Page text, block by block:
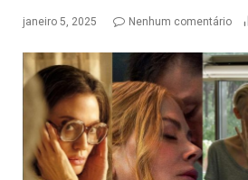
janeiro 5, 2025 Nenhum comentário